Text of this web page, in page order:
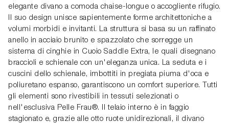
elegante divano a comoda chaise-longue o accogliente rifugio.
Il suo design unisce sapientemente forme architettoniche a
volumi morbidi e invitanti. La struttura si basa su un raffinato
anello in acciaio brunito e spazzolato che sorregge un
sistema di cinghie in Cuoio Saddle Extra, le quali disegnano
braccioli e schienale con un'eleganza unica. La seduta e i
cuscini dello schienale, imbottiti in pregiata piuma d'oca e
poliuretano espanso, garantiscono un comfort superiore. Tutti
gli elementi sono rivestibili in tessuti selezionati o
nell'esclusiva Pelle Frau®. Il telaio interno è in faggio
stagionato e, grazie alle otto ruote unidirezionali, il divano